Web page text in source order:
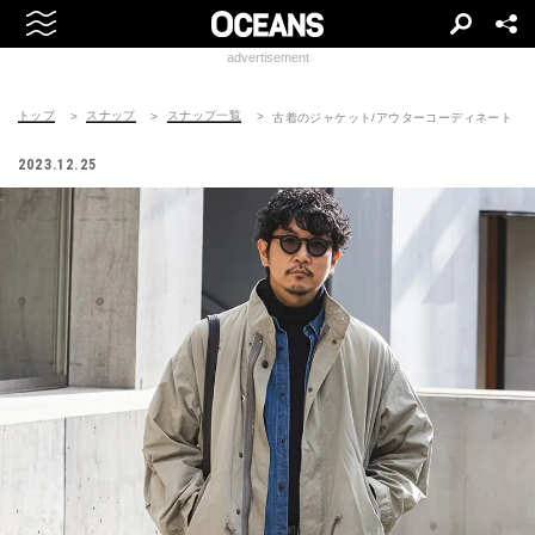
advertisement
トップ スナップ スナップ一覧 古着のジャケット/アウターコーディネート |
2023.12.25